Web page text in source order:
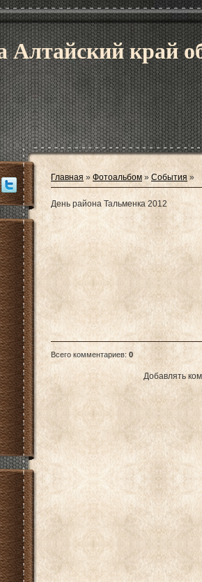
Алтайский край
Главная » Фотоальбом » События »
День района Тальменка 2012
Всего комментариев: 0
Добавлять